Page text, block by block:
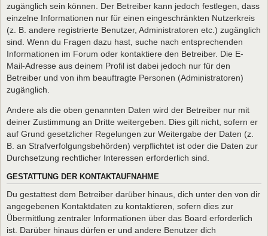
zugänglich sein können. Der Betreiber kann jedoch festlegen, dass
einzelne Informationen nur für einen eingeschränkten Nutzerkreis
(z. B. andere registrierte Benutzer, Administratoren etc.) zugänglich
sind. Wenn du Fragen dazu hast, suche nach entsprechenden
Informationen im Forum oder kontaktiere den Betreiber. Die E-
Mail-Adresse aus deinem Profil ist dabei jedoch nur für den
Betreiber und von ihm beauftragte Personen (Administratoren)
zugänglich.
Andere als die oben genannten Daten wird der Betreiber nur mit
deiner Zustimmung an Dritte weitergeben. Dies gilt nicht, sofern er
auf Grund gesetzlicher Regelungen zur Weitergabe der Daten (z.
B. an Strafverfolgungsbehörden) verpflichtet ist oder die Daten zur
Durchsetzung rechtlicher Interessen erforderlich sind.
GESTATTUNG DER KONTAKTAUFNAHME
Du gestattest dem Betreiber darüber hinaus, dich unter den von dir
angegebenen Kontaktdaten zu kontaktieren, sofern dies zur
Übermittlung zentraler Informationen über das Board erforderlich
ist. Darüber hinaus dürfen er und andere Benutzer dich